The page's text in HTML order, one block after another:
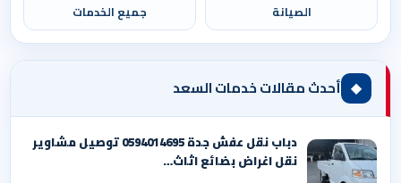
الصيانة جميع الخدمات
◆ أحدث مقالات خدمات السعد
دباب نقل عفش جدة 0594014695 توصيل مشاوير
نقل اغراض بضائع اثاث…